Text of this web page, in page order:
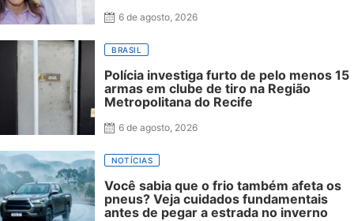
6 de agosto, 2026
BRASIL
Polícia investiga furto de pelo menos 15
armas em clube de tiro na Região
Metropolitana do Recife
6 de agosto, 2026
NOTÍCIAS
Você sabia que o frio também afeta os
pneus? Veja cuidados fundamentais
antes de pegar a estrada no inverno